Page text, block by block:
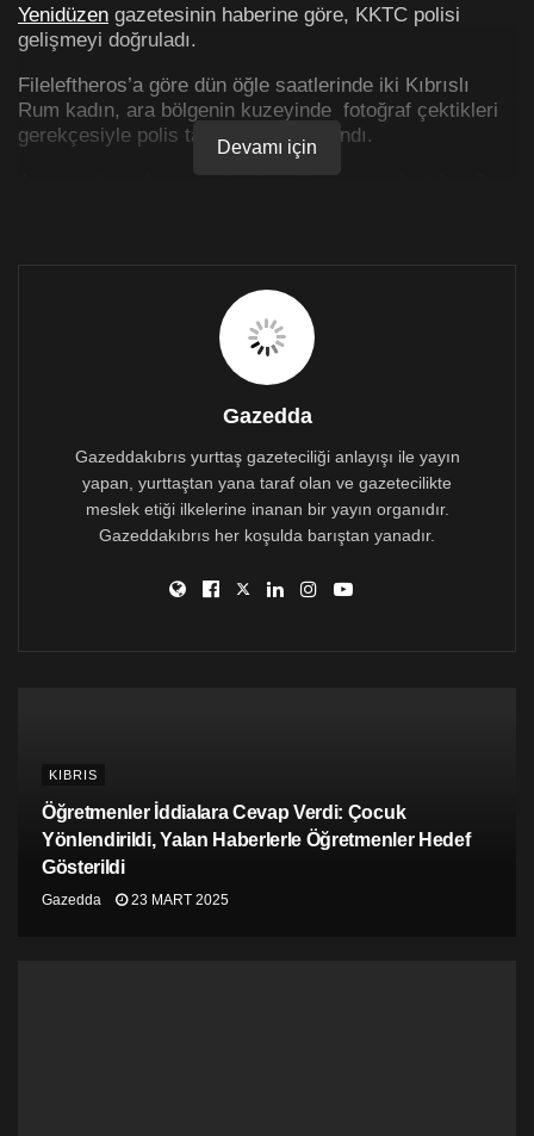
Yenidüzen gazetesinin haberine göre, KKTC polisi
gelişmeyi doğruladı.
Fileleftheros’a göre dün öğle saatlerinde iki Kıbrıslı
Rum kadın, ara bölgenin kuzeyinde fotoğraf çektikleri
gerekçesiyle polis tarafından tutuklandı.
askeri yetkilinin o evde oturduğu yazmakta.
Devamı için
işgal tutuklama
Gazedda
Gazeddakıbrıs yurttaş gazeteciliği anlayışı ile yayın
yapan, yurttaştan yana taraf olan ve gazetecilikte
meslek etiği ilkelerine inanan bir yayın organıdır.
Gazeddakıbrıs her koşulda barıştan yanadır.
KIBRIS
Öğretmenler İddialara Cevap Verdi: Çocuk
Yönlendirildi, Yalan Haberlerle Öğretmenler Hedef
Gösterildi
Gazedda 23 MART 2025